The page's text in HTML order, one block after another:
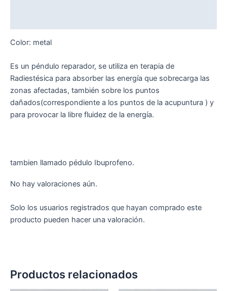
Color: metal
Es un péndulo reparador, se utiliza en terapia de
Radiestésica para absorber las energía que sobrecarga las
zonas afectadas, también sobre los puntos
dañados(correspondiente a los puntos de la acupuntura ) y
para provocar la libre fluidez de la energía.
tambien llamado pédulo Ibuprofeno.
No hay valoraciones aún.
Solo los usuarios registrados que hayan comprado este
producto pueden hacer una valoración.
Productos relacionados